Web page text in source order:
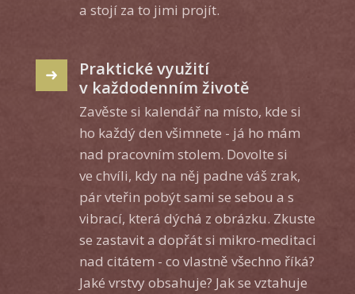
a stojí za to jimi projít.
Praktické využití
v každodenním životě
Zavěste si kalendář na místo, kde si
ho každý den všimnete - já ho mám
nad pracovním stolem. Dovolte si
ve chvíli, kdy na něj padne váš zrak,
pár vteřin pobýt sami se sebou a s
vibrací, která dýchá z obrázku. Zkuste
se zastavit a dopřát si mikro-meditaci
nad citátem - co vlastně všechno říká?
Jaké vrstvy obsahuje? Jak se vztahuje